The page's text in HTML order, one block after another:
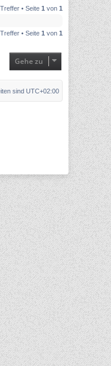
• Seite 1 von 1
• Seite 1 von 1
Gehe zu
sind UTC+02:00